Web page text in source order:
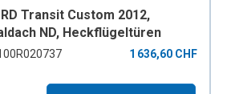
Transit Custom 2012,
ND, Heckflügeltüren
1 636,60 CHF